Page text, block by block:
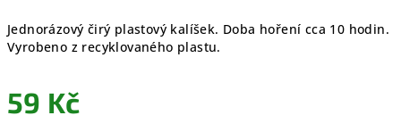
Jednorázový čirý plastový kalíšek. Doba hoření cca 10 hodin.
Vyrobeno z recyklovaného plastu.
59 Kč